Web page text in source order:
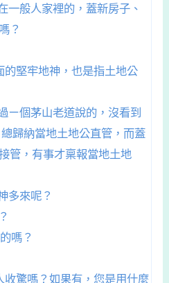
一般人家裡的，蓋新房子、
？
堅牢地神，也是指土地公
ㄧ個茅山老道說的，沒看到
歸納當地土地公直管，而蓋
管，有事才稟報當地土地
多來呢？
嗎？
驚嗎？如果有，您是用什麼